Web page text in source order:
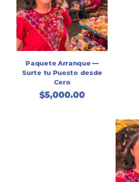
Paquete Arranque —
Surte tu Puesto desde
Cero
$5,000.00